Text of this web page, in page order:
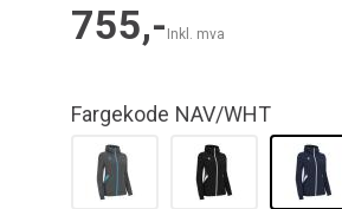
755,- Inkl. mva
Fargekode NAV/WHT